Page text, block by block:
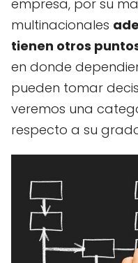
empresa, por su
multinacionales
tienen otros
en donde
pueden tomar
veremos una
respecto a su